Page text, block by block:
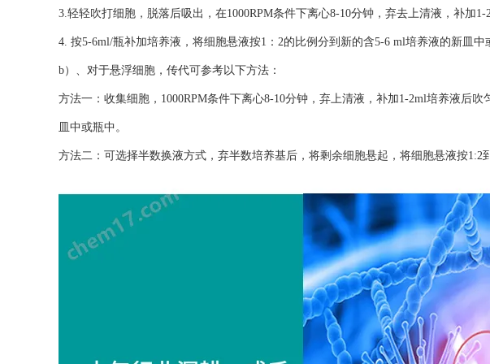
3.轻轻吹打细胞，脱落后吸出，在1000RPM条件下离心8-10分钟，弃去上清液，补加1-
4. 按5-6ml/瓶补加培养液，将细胞悬液按1：2的比例分到新的含5-6 ml培养液的新皿中
b）、对于悬浮细胞，传代可参考以下方法：
方法一：收集细胞，1000RPM条件下离心8-10分钟，弃上清液，补加1-2ml培养液后
皿中或瓶中。
方法二：可选择半数换液方式，弃半数培养基后，将剩余细胞悬起，将细胞悬液按1:2